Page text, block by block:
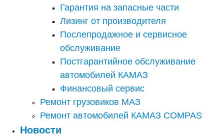
Гарантия на запасные части
Лизинг от производителя
Послепродажное и сервисное
обслуживание
Постгарантийное обслуживание
автомобилей КАМАЗ
Финансовый сервис
Ремонт грузовиков МАЗ
Ремонт автомобилей КАМАЗ COMPAS
Новости